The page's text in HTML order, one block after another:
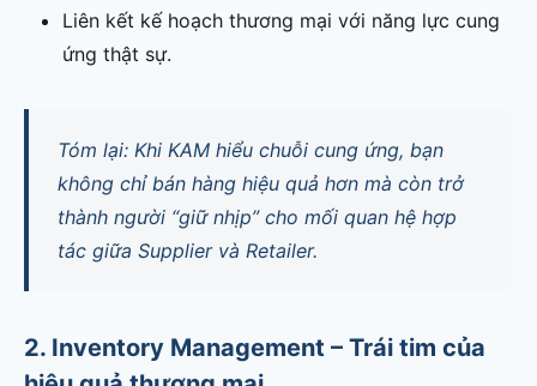
Liên kết kế hoạch thương mại với năng lực cung
ứng thật sự.
Tóm lại: Khi KAM hiểu chuỗi cung ứng, bạn
không chỉ bán hàng hiệu quả hơn mà còn trở
thành người “giữ nhịp” cho mối quan hệ hợp
tác giữa Supplier và Retailer.
2. Inventory Management – Trái tim của